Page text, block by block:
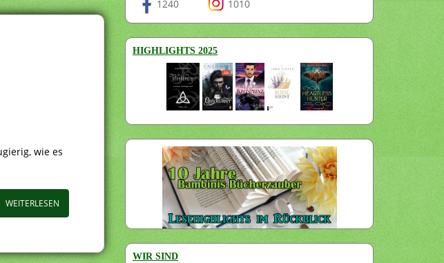
wie es
WEITERLESEN
1240 1010
HIGHLIGHTS 2025
WIR SIND